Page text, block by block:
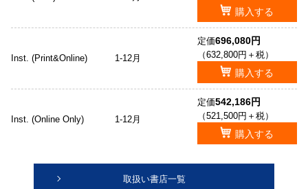
購入する
Inst. (Print&Online) 1-12月
定価696,080円
（632,800円＋税）
購入する
Inst. (Online Only) 1-12月
定価542,186円
（521,500円＋税）
購入する
取扱い書店一覧